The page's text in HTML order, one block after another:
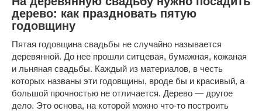
дерево: как праздновать пятую
годовщину
Пятая годовщина свадьбы не случайно называется
деревянной. До нее прошли ситцевая, бумажная, кожаная
и льняная свадьбы. Каждый из материалов, в честь
которых названы эти годовщины, вроде бы и красивый, а
большой прочностью не отличается. Дерево — другое
дело. Это основа, на которой можно что-то построить